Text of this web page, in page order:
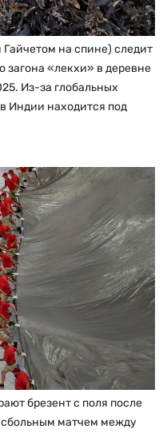
на спине) следит
загона «лекхи» в деревне
Из-за глобальных
Индии находится под
брезент с поля после
матчем между